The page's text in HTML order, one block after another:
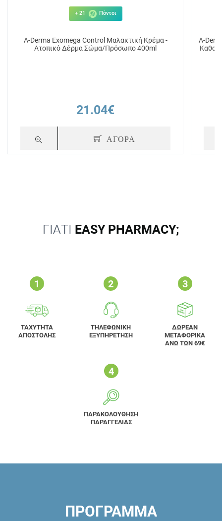
+ 21 Πόντοι
A-Derma Exomega Control Μαλακτική Κρέμα -
Ατοπικό Δέρμα Σώμα/Πρόσωπο 400ml
21.04€
ΑΓΟΡΑ
A-
ΓΙΑΤΙ EASY PHARMACY;
ΤΑΧΥΤΗΤΑ
ΑΠΟΣΤΟΛΗΣ
ΤΗΛΕΦΩΝΙΚΗ
ΕΞΥΠΗΡΕΤΗΣΗ
ΔΩΡΕΑΝ
ΜΕΤΑΦΟΡΙΚΑ
ΑΝΩ ΤΩΝ 69€
ΠΑΡΑΚΟΛΟΥΘΗΣΗ
ΠΑΡΑΓΓΕΛΙΑΣ
ΠΡΟΓΡΑΜΜΑ